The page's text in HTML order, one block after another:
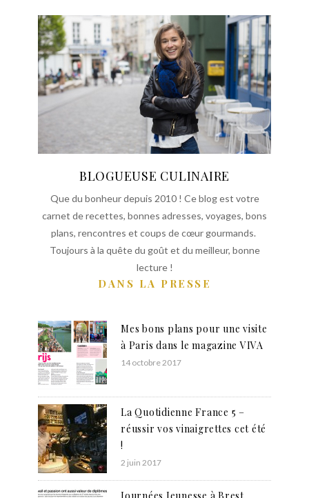
BLOGUEUSE CULINAIRE
Que du bonheur depuis 2010 ! Ce blog est votre
carnet de recettes, bonnes adresses, voyages, bons
plans, rencontres et coups de cœur gourmands.
Toujours à la quête du goût et du meilleur, bonne
lecture !
DANS LA PRESSE
Mes bons plans pour une visite
à Paris dans le magazine VIVA
14 octobre 2017
La Quotidienne France 5 –
réussir vos vinaigrettes cet été
!
2 juin 2017